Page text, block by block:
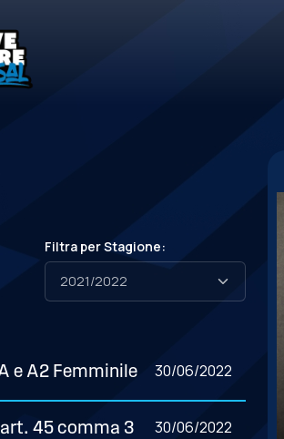
Filtra per Stagione:
e A2 Femminile 30/06/2022
art. 45 comma 3
30/06/2022